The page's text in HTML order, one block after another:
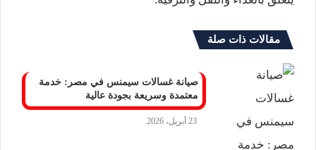
مقالات ذات صلة
صيانة غسالات سيمنس في مصر: خدمة
معتمدة وسريعة بجودة عالية
23 أبريل، 2026